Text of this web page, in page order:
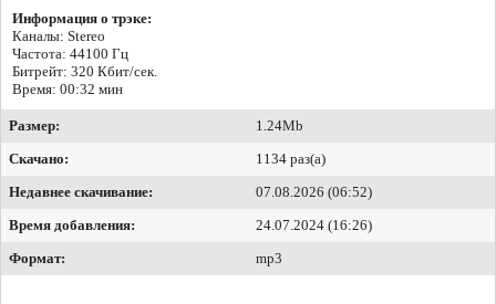
Информация о трэке:
Каналы: Stereo
Частота: 44100 Гц
Битрейт: 320 Кбит/сек.
Время: 00:32 мин
Размер:
1.24Mb
Скачано:
1134 раз(а)
Недавнее скачивание:
07.08.2026 (06:52)
Время добавления:
24.07.2024 (16:26)
Формат:
mp3